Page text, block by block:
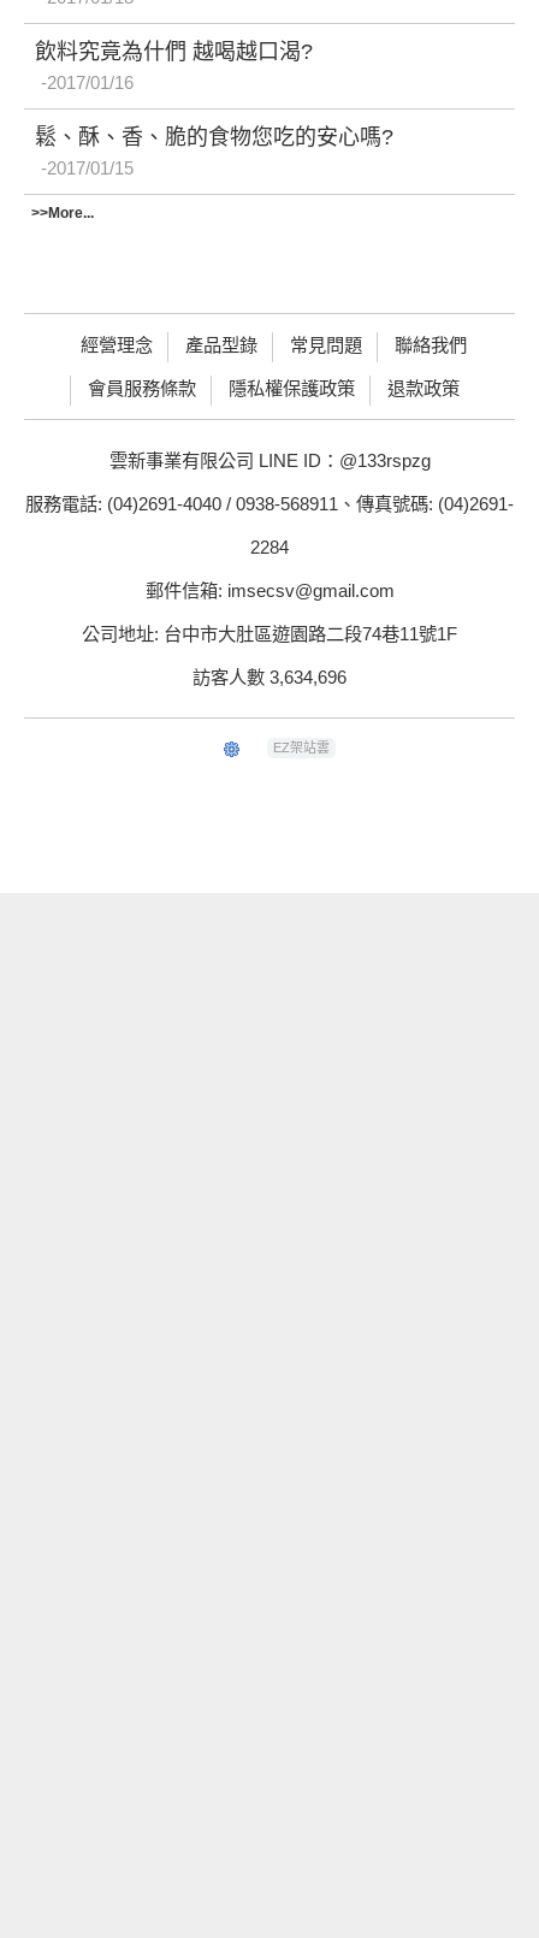
飲料究竟為什們 越喝越口渴?
2017/01/16
鬆、酥、香、脆的食物您吃的安心嗎?
2017/01/15
>>More...
經營理念 產品型錄 常見問題 聯絡我們
會員服務條款 隱私權保護政策 退款政策
雲新事業有限公司 LINE ID：@133rspzg
服務電話: (04)2691-4040 / 0938-568911、傳真號碼: (04)2691-
2284
郵件信箱: imsecsv@gmail.com
公司地址: 台中市大肚區遊園路二段74巷11號1F
訪客人數 3,634,696
EZ架站雲